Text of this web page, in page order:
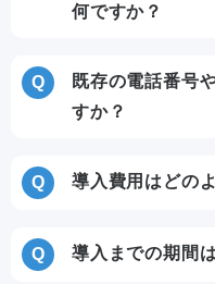
何ですか？
既存の電話番号
すか？
導入費用はどの
導入までの期間